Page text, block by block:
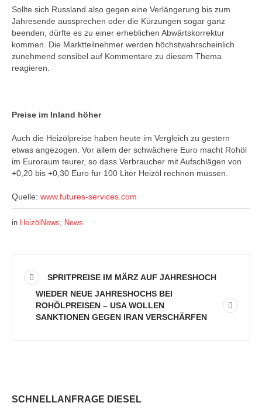
Sollte sich Russland also gegen eine Verlängerung bis zum
Jahresende aussprechen oder die Kürzungen sogar ganz
beenden, dürfte es zu einer erheblichen Abwärtskorrektur
kommen. Die Marktteilnehmer werden höchstwahrscheinlich
zunehmend sensibel auf Kommentare zu diesem Thema
reagieren.
Preise im Inland höher
Auch die Heizölpreise haben heute im Vergleich zu gestern
etwas angezogen. Vor allem der schwächere Euro macht Rohöl
im Euroraum teurer, so dass Verbraucher mit Aufschlägen von
+0,20 bis +0,30 Euro für 100 Liter Heizöl rechnen müssen.
Quelle: www.futures-services.com
in HeizölNews, News
SPRITPREISE IM MÄRZ AUF JAHRESHOCH
WIEDER NEUE JAHRESHOCHS BEI
ROHÖLPREISEN – USA WOLLEN
SANKTIONEN GEGEN IRAN VERSCHÄRFEN
SCHNELLANFRAGE DIESEL